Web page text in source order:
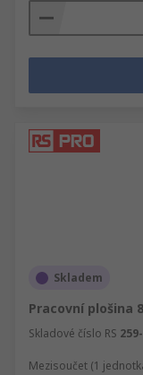
Skladem
Pracovní plošina
Skladové číslo RS
Mezisoučet (1